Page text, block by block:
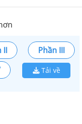
II
Phần III
Tải về